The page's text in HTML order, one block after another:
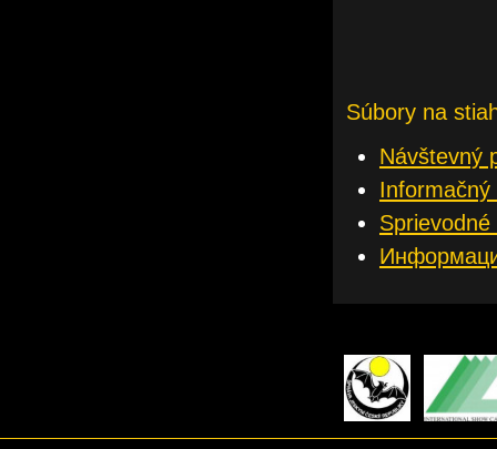
Súbory na
Návštevný
Informačný
Sprievodné